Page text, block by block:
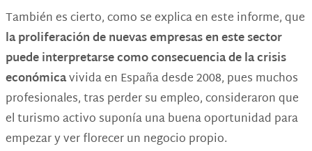
También es cierto, como se explica en este informe, que
la proliferación de nuevas empresas en este sector
puede interpretarse como consecuencia de la crisis
económicavivida en España desde 2008, pues muchos
profesionales, tras perder su empleo, consideraron que
el turismo activo suponía una buena oportunidad para
empezar y ver florecer un negocio propio.